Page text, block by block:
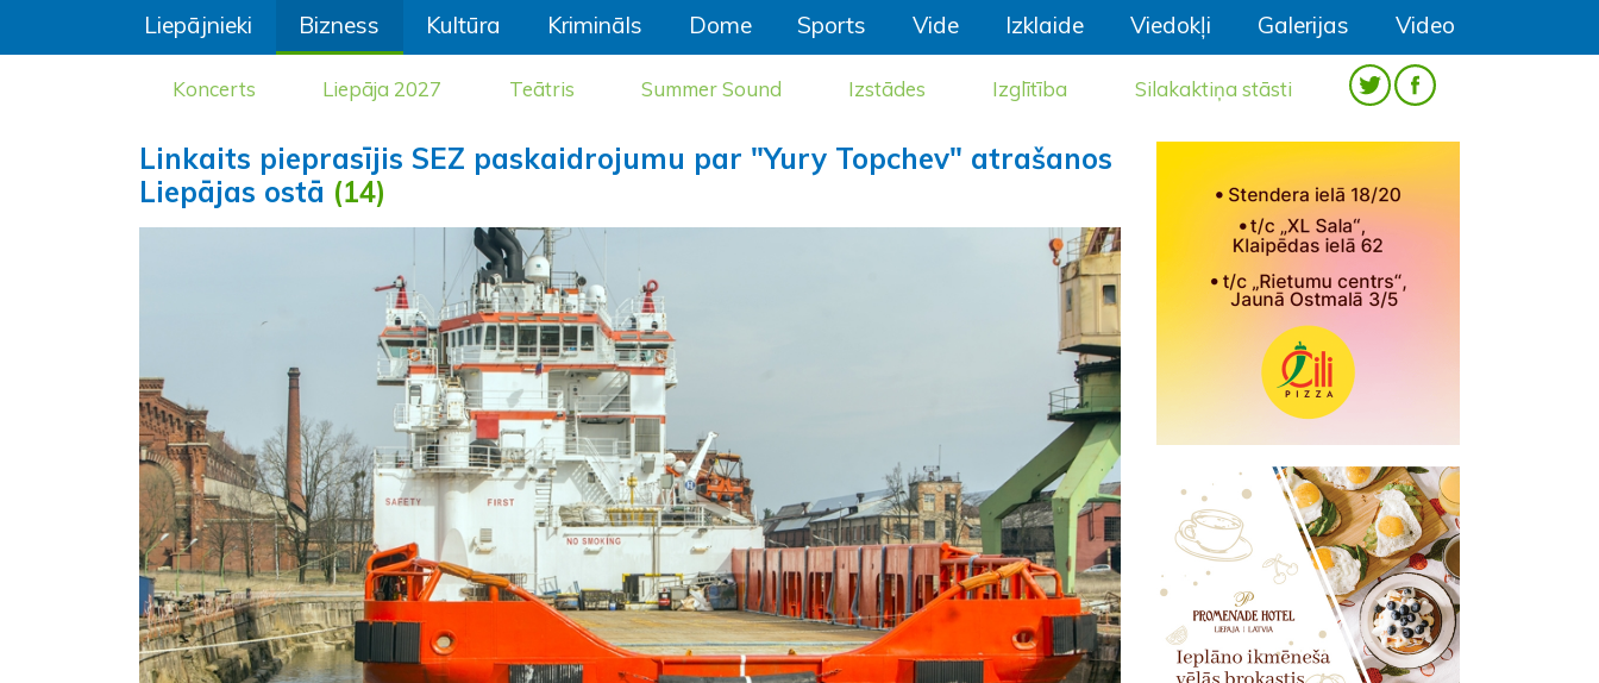
Liepājnieki Bizness Kultūra Krimināls Dome Sports Vide Izklaide Viedokļi Galerijas Video
Koncerts Liepāja 2027 Teātris Summer Sound Izstādes Izglītība Silakaktiņa stāsti
Linkaits pieprasījis SEZ paskaidrojumu par "Yury Topchev" atrašanos
Liepājas ostā (14)